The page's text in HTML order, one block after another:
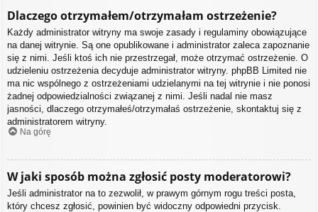
Dlaczego otrzymałem/otrzymałam ostrzeżenie?
Każdy administrator witryny ma swoje zasady i regulaminy obowiązujące
na danej witrynie. Są one opublikowane i administrator zaleca zapoznanie
się z nimi. Jeśli ktoś ich nie przestrzegał, może otrzymać ostrzeżenie. O
udzieleniu ostrzeżenia decyduje administrator witryny. phpBB Limited nie
ma nic wspólnego z ostrzeżeniami udzielanymi na tej witrynie i nie ponosi
żadnej odpowiedzialności związanej z nimi. Jeśli nadal nie masz
jasności, dlaczego otrzymałeś/otrzymałaś ostrzeżenie, skontaktuj się z
administratorem witryny.
Na górę
W jaki sposób można zgłosić posty moderatorowi?
Jeśli administrator na to zezwolił, w prawym górnym rogu treści posta,
który chcesz zgłosić, powinien być widoczny odpowiedni przycisk.